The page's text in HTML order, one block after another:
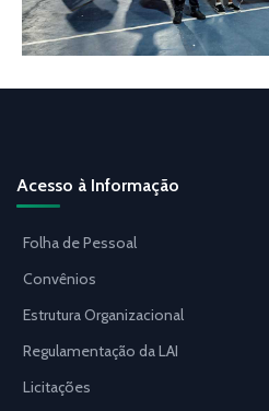
Acesso à Informação
Folha de Pessoal
Convênios
Estrutura Organizacional
Regulamentação da LAI
Licitações